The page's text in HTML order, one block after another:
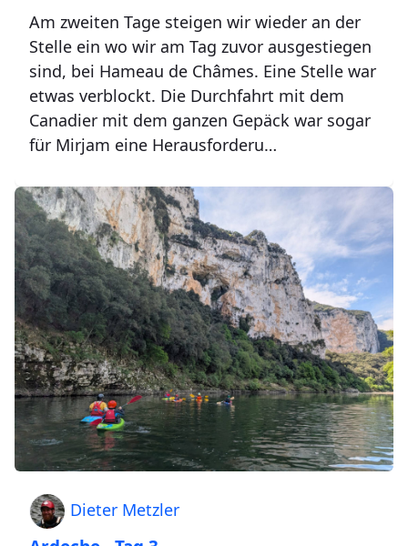
Am zweiten Tage steigen wir wieder an der
Stelle ein wo wir am Tag zuvor ausgestiegen
sind, bei Hameau de Châmes. Eine Stelle war
etwas verblockt. Die Durchfahrt mit dem
Canadier mit dem ganzen Gepäck war sogar
für Mirjam eine Herausforderu…
Dieter Metzler